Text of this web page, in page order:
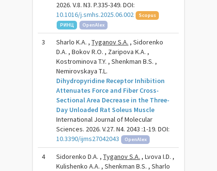
2026. V.8. N3. P.335-349. DOI:
10.1016/j.smhs.2025.06.002
Scopus
РИНЦ
OpenAlex
3 Sharlo K.A. ,Tyganov S.A. , Sidorenko
D.A. , Bokov R.O. , Zaripova K.A. ,
Kostrominova T.Y. , Shenkman B.S. ,
Nemirovskaya T.L.
Dihydropyridine Receptor Inhibition
Attenuates Force and Fiber Cross-
Sectional Area Decrease in the Three-
Day Unloaded Rat Soleus Muscle
International Journal of Molecular
Sciences. 2026. V.27. N4. 2043 :1-19. DOI:
10.3390/ijms27042043
OpenAlex
4 Sidorenko D.A. ,Tyganov S.A. , Lvova I.D. ,
Kulishenko A.A. , Shenkman B.S. , Sharlo